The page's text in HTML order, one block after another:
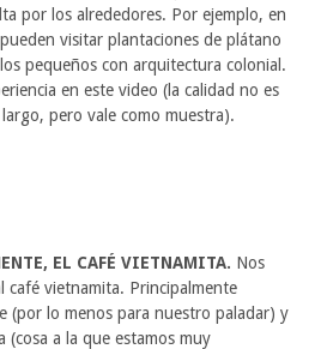
por los alrededores. Por ejemplo, en
visitar plantaciones de plátano
pequeños con arquitectura colonial.
en este video (la calidad no es
pero vale como muestra).
EL CAFÉ VIETNAMITA. Nos
café vietnamita. Principalmente
(por lo menos para nuestro paladar) y
(cosa a la que estamos muy